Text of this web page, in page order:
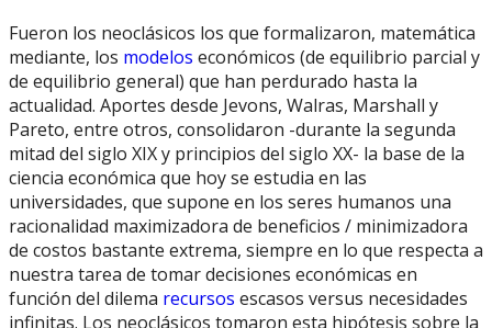
Fueron los neoclásicos los que formalizaron, matemática
mediante, los modelos económicos (de equilibrio parcial y
de equilibrio general) que han perdurado hasta la
actualidad. Aportes desde Jevons, Walras, Marshall y
Pareto, entre otros, consolidaron -durante la segunda
mitad del siglo XIX y principios del siglo XX- la base de la
ciencia económica que hoy se estudia en las
universidades, que supone en los seres humanos una
racionalidad maximizadora de beneficios / minimizadora
de costos bastante extrema, siempre en lo que respecta a
nuestra tarea de tomar decisiones económicas en
función del dilema recursos escasos versus necesidades
infinitas. Los neoclásicos tomaron esta hipótesis sobre la